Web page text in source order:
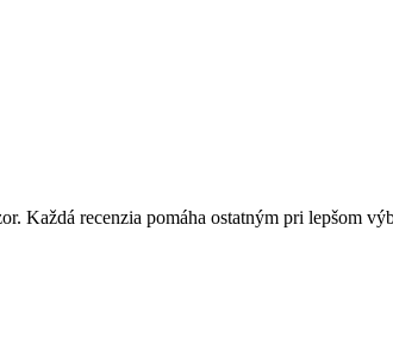
Každá recenzia pomáha ostatným pri lepšom